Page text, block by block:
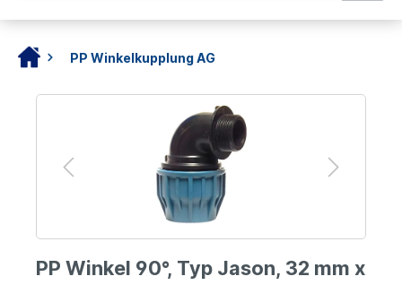
PP Winkelkupplung AG
PP Winkel 90°, Typ Jason, 32 mm x